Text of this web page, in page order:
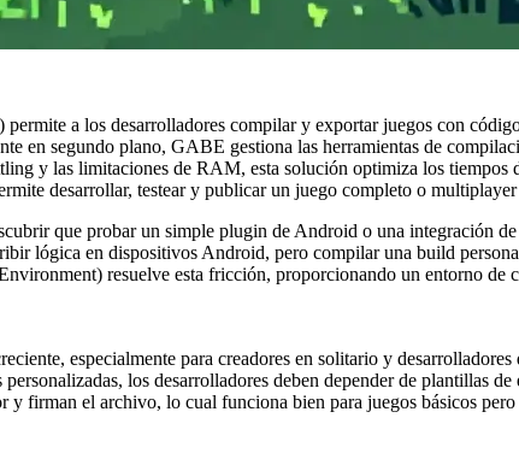
a los desarrolladores compilar y exportar juegos con
en segundo plano, GABE gestiona las herramientas de
y las limitaciones de RAM, esta solución optimiza los
desarrollar, testear y publicar un juego completo o
que probar un simple plugin de Android o una integración
lógica en dispositivos Android, pero compilar una build
resuelve esta fricción, proporcionando un entorno de
especialmente para creadores en solitario y
los desarrolladores deben depender de plantillas
y firman el archivo, lo cual funciona bien para juegos básicos